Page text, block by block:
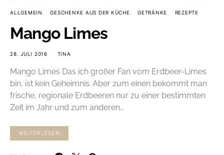
ALLGEMEIN GESCHENKE AUS DER KÜCHE GETRÄNKE REZEPTE
Mango Limes
28. JULI 2016 TINA
Mango Limes Das ich großer Fan vom Erdbeer-Limes
bin, ist kein Geheimnis. Aber zum einen bekommt man
frische, regionale Erdbeeren nur zu einer bestimmten
Zeit im Jahr und zum anderen…
WEITERLESEN